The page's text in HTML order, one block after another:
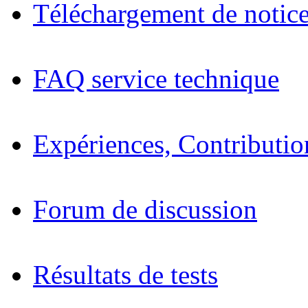
Téléchargement de
FAQ service technique
Expériences,
Forum de discussion
Résultats de tests